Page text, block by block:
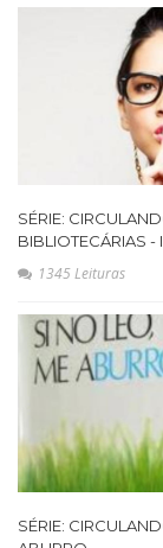
SÉRIE:
BIBLIOTECÁRIAS -
1345 Leituras
SÉRIE: